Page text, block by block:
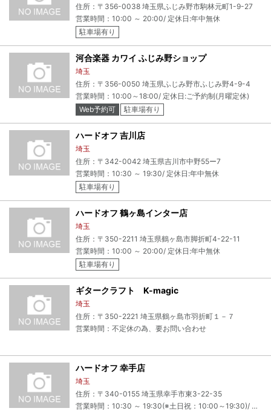
住所：〒356-0038 埼玉県ふじみ野市駒林元町1-9-27
営業時間：10:00 ～ 20:00/ 定休日:年中無休
駐車場有り
河合楽器 カワイ ふじみ野ショップ
埼玉
住所：〒356-0050 埼玉県ふじみ野市ふじみ野4-9-4
営業時間：10:00～18:00/ 定休日:ご予約制(月曜定休)
Web予約可
駐車場有り
ハードオフ 吉川店
埼玉
住所：〒342-0042 埼玉県吉川市中野55ー7
営業時間：10:30 ～ 19:30/ 定休日:年中無休
駐車場有り
ハードオフ 鶴ヶ島インター店
埼玉
住所：〒350-2211 埼玉県鶴ヶ島市脚折町4-22-11
営業時間：10:00 ～ 20:00/ 定休日:年中無休
駐車場有り
ギタークラフト K-magic
埼玉
住所：〒350-2221 埼玉県鶴ヶ島市羽折町１－７
営業時間：不定休の為、要お問い合わせ
ハードオフ 幸手店
埼玉
住所：〒340-0155 埼玉県幸手市東3-22-35
営業時間：10:30 ～ 19:30(※土日祝：10:00～19:30)/ 定休日:年中無休